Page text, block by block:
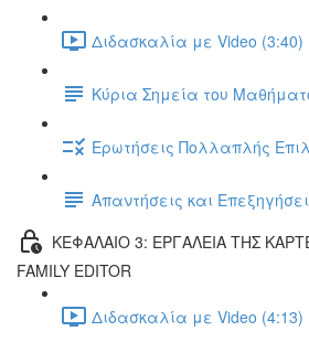
Διδασκαλία με Video (3:40)
Κύρια Σημεία του
Ερωτήσεις Πολλαπλής
Απαντήσεις και
ΚΕΦΑΛΑΙΟ 3: ΕΡΓΑΛΕΙΑ ΤΗΣ
FAMILY EDITOR
Διδασκαλία με Video (4:13)